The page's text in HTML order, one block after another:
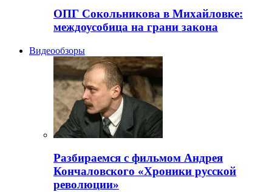
ОПГ Сокольникова в Михайловке:
междоусобица на грани закона
Видеообзоры
Разбираемся с фильмом Андрея
Кончаловского «Хроники русской
революции»